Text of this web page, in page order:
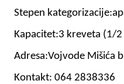
Stepen
Kapacitet:3 kreveta (1/
Adresa:Vojvode Mišića
Kontakt: 064 2838336